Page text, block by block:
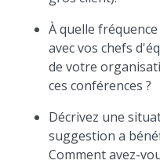
À quelle
avec vos chefs
de votre
ces conférences ?
Décrivez une
suggestion a
Comment avez-